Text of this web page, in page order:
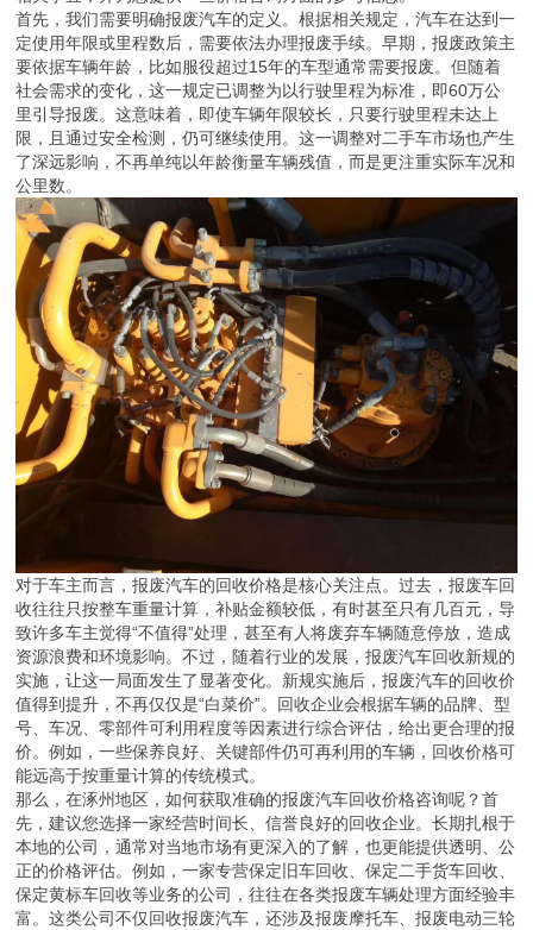
首先，我们需要明确报废汽车的定义。根据相关规定，汽车在达到一
定使用年限或里程数后，需要依法办理报废手续。早期，报废政策主
要依据车辆年龄，比如服役超过15年的车型通常需要报废。但随着
社会需求的变化，这一规定已调整为以行驶里程为标准，即60万公
里引导报废。这意味着，即使车辆年限较长，只要行驶里程未达上
限，且通过安全检测，仍可继续使用。这一调整对二手车市场也产生
了深远影响，不再单纯以年龄衡量车辆残值，而是更注重实际车况和
公里数。
对于车主而言，报废汽车的回收价格是核心关注点。过去，报废车回
收往往只按整车重量计算，补贴金额较低，有时甚至只有几百元，导
致许多车主觉得“不值得”处理，甚至有人将废弃车辆随意停放，造成
资源浪费和环境影响。不过，随着行业的发展，报废汽车回收新规的
实施，让这一局面发生了显著变化。新规实施后，报废汽车的回收价
值得到提升，不再仅仅是“白菜价”。回收企业会根据车辆的品牌、型
号、车况、零部件可利用程度等因素进行综合评估，给出更合理的报
价。例如，一些保养良好、关键部件仍可再利用的车辆，回收价格可
能远高于按重量计算的传统模式。
那么，在涿州地区，如何获取准确的报废汽车回收价格咨询呢？首
先，建议您选择一家经营时间长、信誉良好的回收企业。长期扎根于
本地的公司，通常对当地市场有更深入的了解，也更能提供透明、公
正的价格评估。例如，一家专营保定旧车回收、保定二手货车回收、
保定黄标车回收等业务的公司，往往在各类报废车辆处理方面经验丰
富。这类公司不仅回收报废汽车，还涉及报废摩托车、报废电动三轮